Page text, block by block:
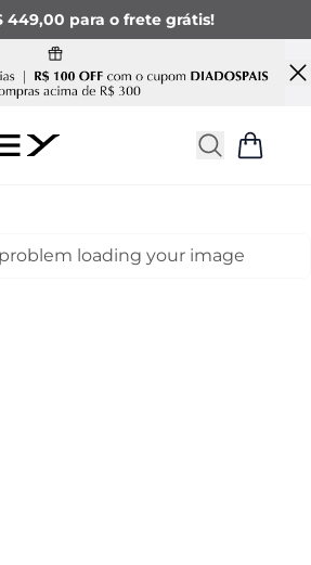
449,00 para o frete grátis!
loading your image